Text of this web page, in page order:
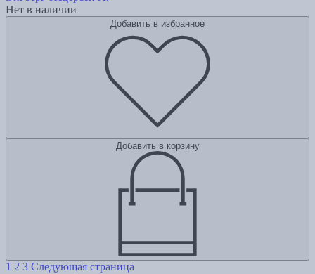
Нет в наличии
Добавить в избранное
Добавить в корзину
1 2 3 Следующая страница